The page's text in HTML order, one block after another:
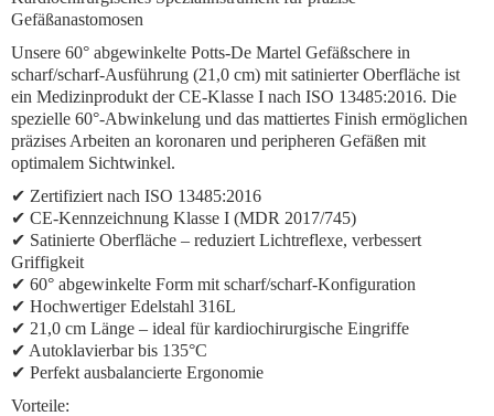
Gefäßanastomosen
Unsere 60° abgewinkelte Potts-De Martel Gefäßschere in
scharf/scharf-Ausführung (21,0 cm) mit satinierter Oberfläche ist
ein Medizinprodukt der CE-Klasse I nach ISO 13485:2016. Die
spezielle 60°-Abwinkelung und das mattiertes Finish ermöglichen
präzises Arbeiten an koronaren und peripheren Gefäßen mit
optimalem Sichtwinkel.
✔ Zertifiziert nach ISO 13485:2016
✔ CE-Kennzeichnung Klasse I (MDR 2017/745)
✔ Satinierte Oberfläche – reduziert Lichtreflexe, verbessert
Griffigkeit
✔ 60° abgewinkelte Form mit scharf/scharf-Konfiguration
✔ Hochwertiger Edelstahl 316L
✔ 21,0 cm Länge – ideal für kardiochirurgische Eingriffe
✔ Autoklavierbar bis 135°C
✔ Perfekt ausbalancierte Ergonomie
Vorteile: